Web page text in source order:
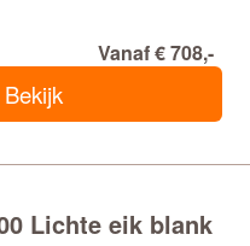
Vanaf € 708,-
Bekijk
Lichte eik blank